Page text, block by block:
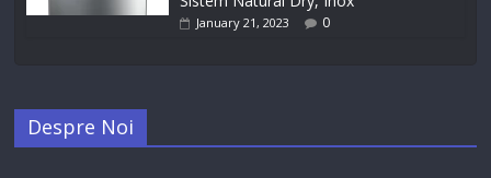
January 21, 2023 0
Despre Noi